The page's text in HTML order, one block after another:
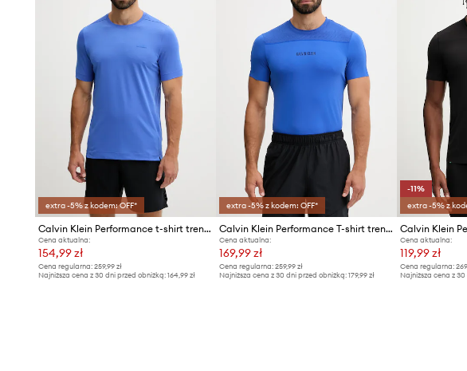
extra -5% z kodem: OFF*
Calvin Klein Performance t-shirt treningowy
Cena aktualna:
154,99 zł
Cena regularna: 259,99 zł
Najniższa cena z 30 dni przed obniżką: 164,99 zł
extra -5% z kodem: OFF*
Calvin Klein Performance T-shirt treningowy męski
Cena aktualna:
169,99 zł
Cena regularna:259,99 zł
Najniższa cena z 30 dni przed obniżką:179,99 zł
-11%
extra -5% z
Cena aktualna:
119,99 zł
Cena regularna:
Najniższa cena z